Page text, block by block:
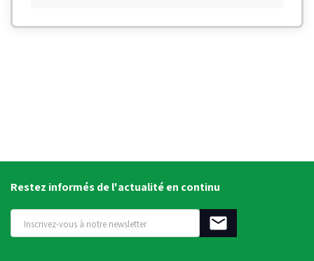
Restez informés de l'actualité en continu